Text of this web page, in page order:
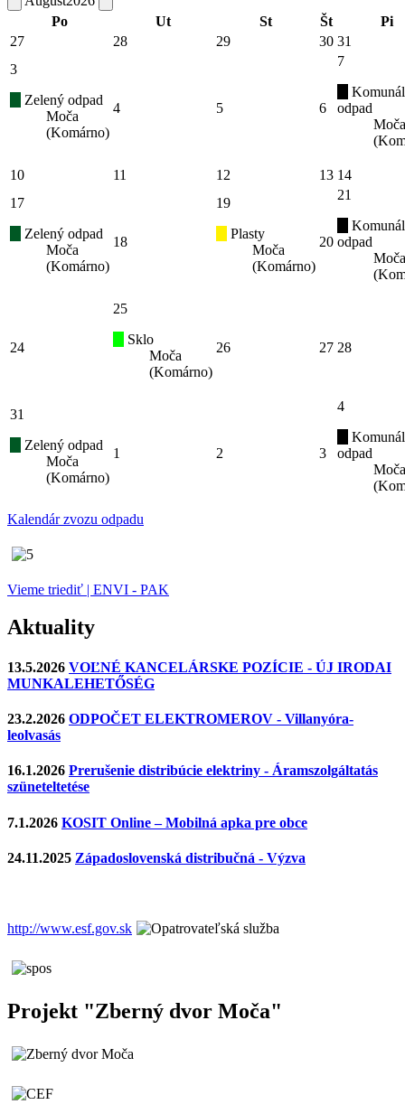
Po
Ut St Št
Pi
27
28 29 30 31
3
Zelený odpad
Moča
(Komárno)
4 5 6
7
odpad
Moča
10 11 12 13 14
17
Zelený odpad
Moča
(Komárno)
18
19
Plasty
Moča
(Komárno)
20
21
odpad
Moča
24
25
Sklo
Moča
(Komárno)
26 27 28
31
Zelený odpad
Moča
(Komárno)
1 2 3
4
odpad
Moča
Kalendár zvozu odpadu
Vieme triediť | ENVI - PAK
Aktuality
13.5.2026 VOĽNÉ KANCELÁRSKE POZÍCIE - ÚJ IRODAI
MUNKALEHETŐSÉG
23.2.2026 ODPOČET ELEKTROMEROV - Villanyóra-
leolvasás
16.1.2026 Prerušenie distribúcie elektriny - Áramszolgáltatás
szüneteltetése
7.1.2026 KOSIT Online – Mobilná apka pre obce
24.11.2025 Západoslovenská distribučná - Výzva
http://www.esf.gov.sk
Projekt "Zberný dvor Moča"